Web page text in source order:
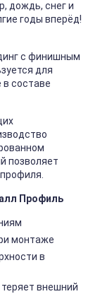
дождь, снег и
годы вперёд!
с финишным
для
в составе
позволяет
Профиль
монтаже
в
внешний